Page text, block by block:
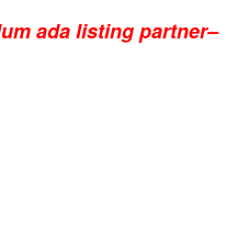
ada listing partner–